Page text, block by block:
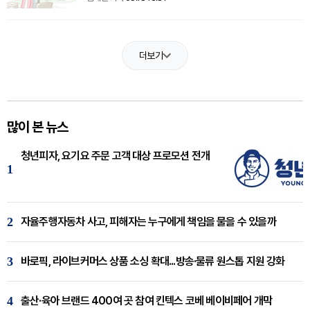
더보기
많이 본 뉴스
1
청년피자, 요기요 주문 고객 대상 프로모션 전개
2 자율주행자동차 사고, 피해자는 누구에게 책임을 물을 수 있을까
3 바로픽, 라이브커머스 상품 소싱 확대...방송·물류 원스톱 지원 강화
4 출산·육아 브랜드 400여 곳 참여 킨텍스 코베 베이비페어 개막